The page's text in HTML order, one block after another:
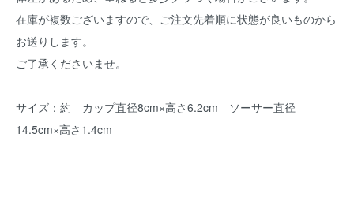
在庫が複数ございますので、ご注文先着順に状態が良いものから
お送りします。
ご了承くださいませ。
サイズ：約 カップ直径8cm×高さ6.2cm ソーサー直径
14.5cm×高さ1.4cm